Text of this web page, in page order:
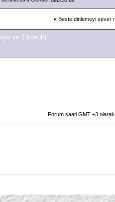
« Beste dinlemeyi sever
ve 1 konuk)
Forum saati GMT +3